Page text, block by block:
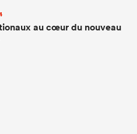
au cœur du nouveau